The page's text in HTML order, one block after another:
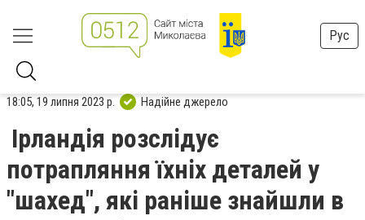
Рус
18:05, 19 липня 2023 р. Надійне джерело
Ірландія розслідує
потрапляння їхніх деталей у
"шахед", які раніше знайшли в